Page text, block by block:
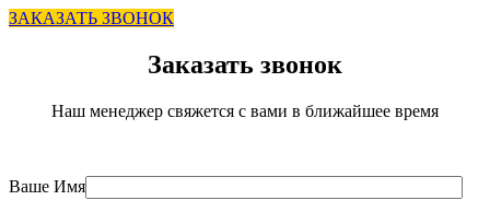
ЗАКАЗАТЬ ЗВОНОК
Заказать звонок
Наш менеджер свяжется с вами в ближайшее время
Ваше Имя